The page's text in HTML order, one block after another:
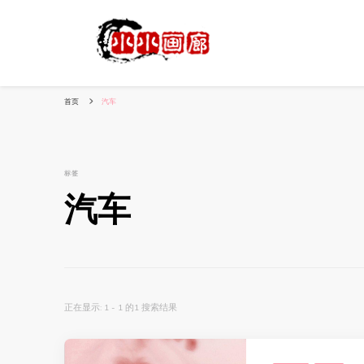
首页 汽车
标签
汽车
正在显示: 1 - 1 的1 搜索结果